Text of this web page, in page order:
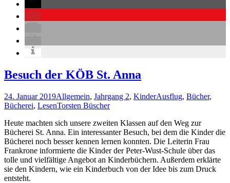
Besuch der KÖB St. Anna
24. Januar 2019Allgemein, Jahrgang 2, KinderAusflug, Bücher,
Bücherei, LesenTorsten Büscher
Heute machten sich unsere zweiten Klassen auf den Weg zur
Bücherei St. Anna. Ein interessanter Besuch, bei dem die Kinder die
Bücherei noch besser kennen lernen konnten. Die Leiterin Frau
Frankrone informierte die Kinder der Peter-Wust-Schule über das
tolle und vielfältige Angebot an Kinderbüchern. Außerdem erklärte
sie den Kindern, wie ein Kinderbuch von der Idee bis zum Druck
entsteht.